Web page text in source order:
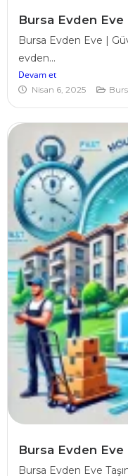
Bursa Evden Eve
Bursa Evden Eve |
evden...
Devam et
Nisan 6, 2025
Bursa Evden Eve
Bursa Evden Eve